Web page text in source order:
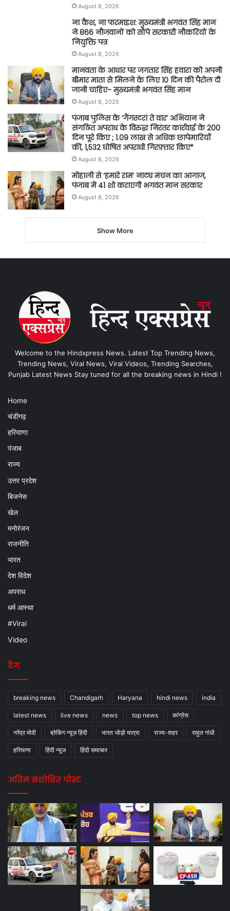
August 8, 2026
ना कैश, ना फरमाइश: मुख्यमंत्री भगवंत सिंह मान
ने 866 नौजवानों को सौंपे सरकारी नौकरियों के
नियुक्ति पत्र
August 8, 2026
मानवता के आधार पर जगतार सिंह हवारा को अपनी
बीमार माता से मिलने के लिए 10 दिन की पैरोल दी
जानी चाहिए- मुख्यमंत्री भगवंत सिंह मान
August 8, 2026
पंजाब पुलिस के ‘गैंगस्टरां ते वार’ अभियान ने
संगठित अपराध के विरुद्ध निरंतर कार्रवाई के 200
दिन पूरे किए ; 1.09 लाख से अधिक छापेमारियाँ
कीं, 1,532 घोषित अपराधी गिरफ़्तार किए*
August 8, 2026
मोहाली से ‘हमारे राम’ नाट्य मंचन का आगाज,
पंजाब में 41 शो कराएगी भगवंत मान सरकार
August 8, 2026
Show More
Welcome to the Hindxpress News. Latest Top Trending News,
Trending News, Viral News, Viral Videos, Trending Searches,
Punjab Latest News Stay tuned for all the breaking news in Hindi !
Home
चंडीगढ़
हरियाणा
पंजाब
राज्य
उत्तर प्रदेश
बिजनेस
खेल
मनोरंजन
राजनीति
भारत
देश विदेश
अपराध
धर्म आस्था
#Viral
Video
टैग
breaking news Chandigarh Haryana hindi news india
latest news live news news top news कांग्रेस
नरेंद्र मोदी ब्रेकिंग न्यूज़ हिंदी भारत जोड़ो यात्रा राज्य-शहर राहुल गांधी
हरियाणा हिंदी न्यूज हिंदी समाचार
अंतिम संशोधित पोस्ट